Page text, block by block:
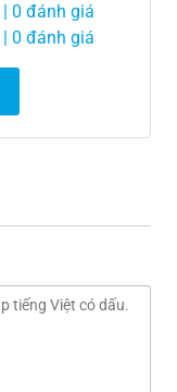
| 0 đánh giá
| 0 đánh giá